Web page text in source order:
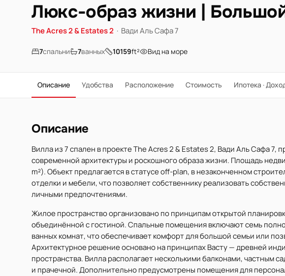
Люкс-образ жизни |
The Acres 2 & Estates 2 · Вади Аль Сафа 7
7спальни 7ванных 10159ft² Вид на море
Описание Удобства Расположение Стоимость Ипотека ·
Описание
Вилла из 7 спален в проекте The Acres 2 & Estates 2, Вади Аль Сафа 7,
современной архитектуры и роскошного образа жизни. Площадь
m²). Объект предлагается в статусе off-plan, в незаконченном
отделки и мебели, что позволяет собственнику реализовать
личными предпочтениями.
Жилое пространство организовано по принципам открытой
объединённой с гостиной. Спальные помещения включают семь
ванных комнат, что обеспечивает комфорт для большой семьи или
Архитектурное решение основано на принципах Васту — древней
пространства. Вилла располагает несколькими балконами, частным
и прачечной. Дополнительно предусмотрены помещения для